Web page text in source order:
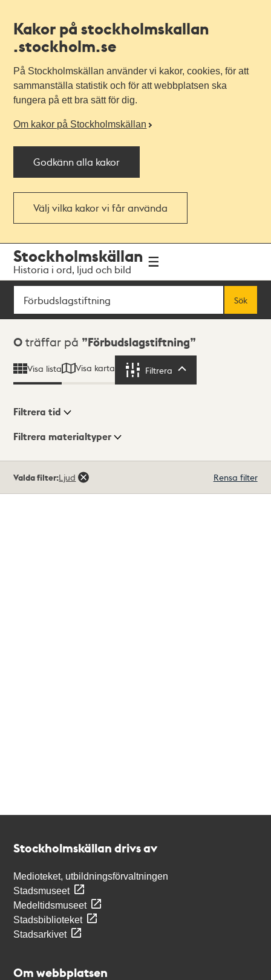
Kakor på stockholmskallan
.stockholm.se
På Stockholmskällan använder vi kakor, cookies, för att
sammanställa statistik och för att webbplatsen ska
fungera på ett bra sätt för dig.
Om kakor på Stockholmskällan
Godkänn alla kakor
Välj vilka kakor vi får använda
navigationen
huvudinnehållet
Stockholmskällan
Historia i ord, ljud och bild
Sök
Sök
Sökresultat
0 träffar på Förbudslagstiftning
Visa lista Visa karta Filtrera
Visningsläge
Filtrera tid
Filtrera materialtyper
träffar
Valda filter:Ljud Rensa filter
Stockholmskällan drivs av
Medioteket, utbildningsförvaltningen
Stadsmuseet
Medeltidsmuseet
Stadsbiblioteket
Stadsarkivet
Om webbplatsen